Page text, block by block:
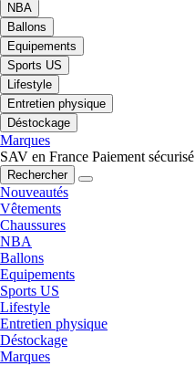
NBA
Ballons
Equipements
Sports US
Lifestyle
Entretien physique
Déstockage
Marques
SAV en France Paiement sécurisé
Rechercher
Nouveautés
Vêtements
Chaussures
NBA
Ballons
Equipements
Sports US
Lifestyle
Entretien physique
Déstockage
Marques